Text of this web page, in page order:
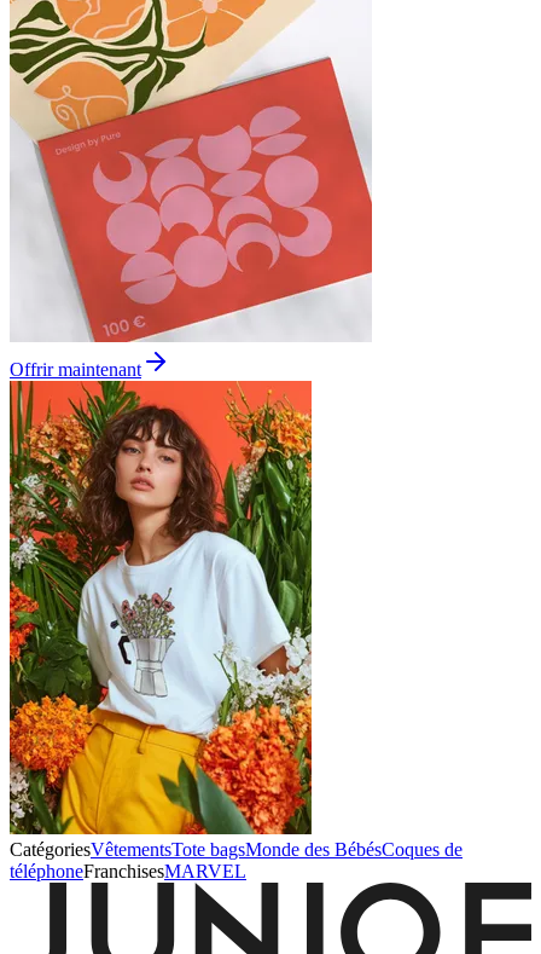
Offrir maintenant
CatégoriesVêtementsTote bagsMonde des BébésCoques de
téléphoneFranchisesMARVEL